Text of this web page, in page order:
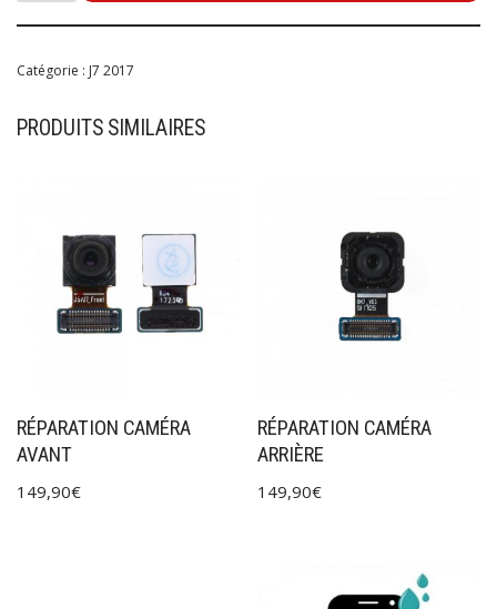
Catégorie : J7 2017
PRODUITS SIMILAIRES
RÉPARATION CAMÉRA
AVANT
149,90€
RÉPARATION CAMÉRA
ARRIÈRE
149,90€